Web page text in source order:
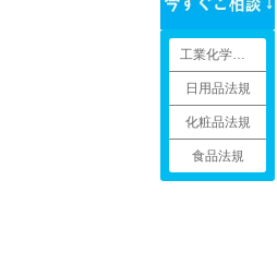
工業化学品法規
日用品法規
化粧品法規
食品法規